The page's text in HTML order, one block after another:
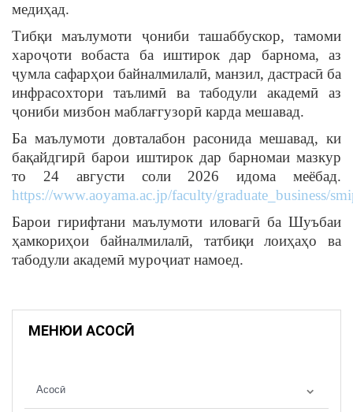
медиҳад.
Тибқи маълумоти ҷониби ташаббускор, тамоми
хароҷоти вобаста ба иштирок дар барнома, аз
ҷумла сафарҳои байналмилалӣ, манзил, дастрасӣ ба
инфрасохтори таълимӣ ва табодули академӣ аз
ҷониби мизбон маблағгузорӣ карда мешавад.
Ба маълумоти довталабон расонида мешавад, ки
бақайдгирӣ барои иштирок дар барномаи мазкур
то 24 августи соли 2026 идома меёбад.
https://www.aoyama.ac.jp/faculty/graduate_business/
Барои гирифтани маълумоти иловагӣ ба Шуъбаи
ҳамкориҳои байналмилалӣ, татбиқи лоиҳаҳо ва
табодули академӣ муроҷиат намоед.
МЕНЮИ АСОСӢ
Асосӣ